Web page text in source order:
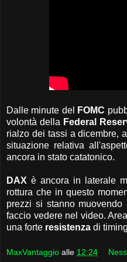
Dalle minute del FOMC
volontà della Federal
rialzo dei tassi a dicembre,
situazione relativa
ancora in stato catatonico.
DAX è ancora in laterale
rottura che in questo
prezzi si stanno
faccio vedere nel video.
una forte resistenza di
MaxVantaggio alle 12:24